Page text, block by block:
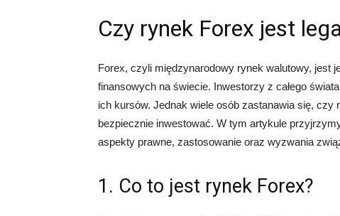
Czy rynek Forex jest
Forex, czyli międzynarodowy rynek walutowy, jest
finansowych na świecie. Inwestorzy z całego
ich kursów. Jednak wiele osób zastanawia się,
bezpiecznie inwestować. W tym artykule
aspekty prawne, zastosowanie oraz wyzwania
1. Co to jest rynek Forex?